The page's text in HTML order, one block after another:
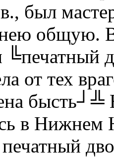
был
общую.
╚печатный
от тех
бысть┘╩
в Нижнем